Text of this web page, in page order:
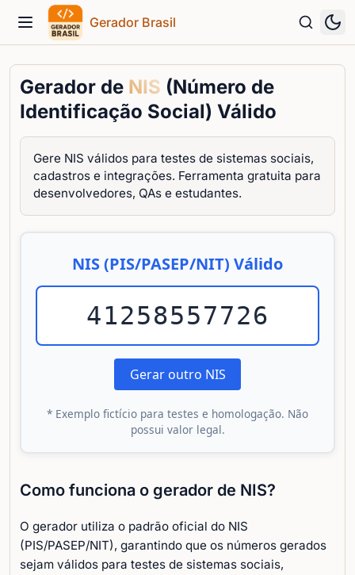
Menu
Gerador Brasil
Gerador de NIS (Número de
Identificação Social) Válido
Gere NIS válidos para testes de sistemas sociais,
cadastros e integrações. Ferramenta gratuita para
desenvolvedores, QAs e estudantes.
NIS (PIS/PASEP/NIT) Válido
41258557726
Gerar outro NIS
* Exemplo fictício para testes e homologação. Não
possui valor legal.
Como funciona o gerador de NIS?
O gerador utiliza o padrão oficial do NIS
(PIS/PASEP/NIT), garantindo que os números gerados
sejam válidos para testes de sistemas sociais,